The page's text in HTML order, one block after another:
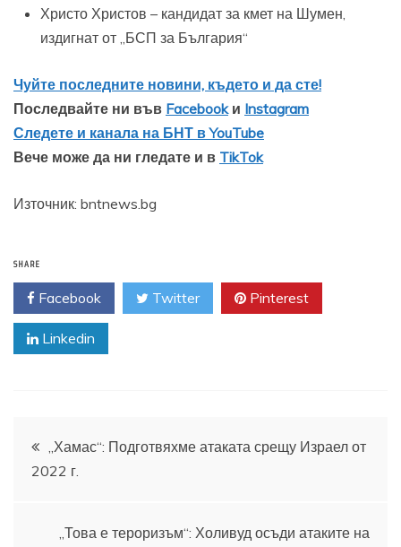
Христо Христов – кандидат за кмет на Шумен,
издигнат от „БСП за България“
Чуйте последните новини, където и да сте!
Последвайте ни във Facebookи Instagram
Следете и канала на БНТ в YouTube
Вече може да ни гледате и в TikTok
Източник: bntnews.bg
SHARE
Facebook Twitter Pinterest
Linkedin
Навигация
„Хамас“: Подготвяхме атаката срещу Израел от
2022 г.
„Това е тероризъм“: Холивуд осъди атаките на